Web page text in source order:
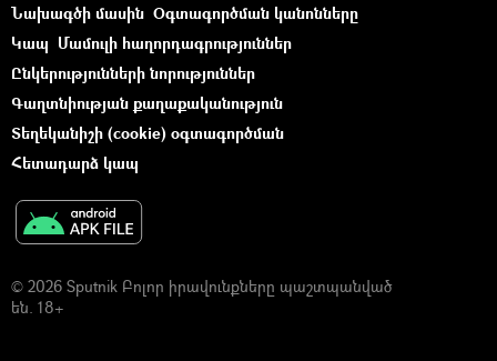
Նախագծի մասին Օգտագործման կանոնները
Կապ Մամուլի հաղորդագրություններ
Ընկերությունների նորություններ
Գաղտնիության քաղաքականություն
Տեղեկանիշի (cookie) օգտագործման
Հետադարձ կապ
© 2026 Sputnik Բոլոր իրավունքները պաշտպանված
են. 18+